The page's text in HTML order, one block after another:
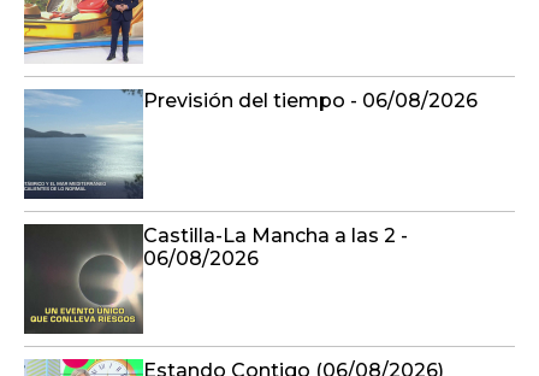
Previsión del tiempo - 06/08/2026
Castilla-La Mancha a las 2 -
06/08/2026
Estando Contigo (06/08/2026)